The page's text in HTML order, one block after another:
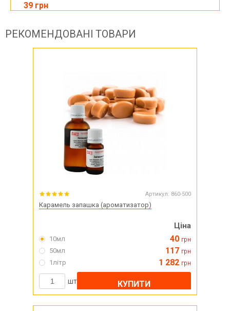
39 грн
РЕКОМЕНДОВАНІ ТОВАРИ
Артикул: 860-500
Карамель запашка (ароматизатор)
Ціна
10мл 40 грн
50мл 117 грн
1літр 1 282 грн
шт КУПИТИ